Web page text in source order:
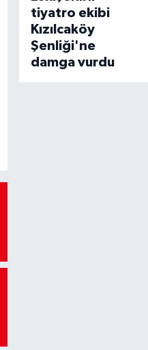
tiyatro ekibi
Kızılcaköy
Şenliği'ne
damga vurdu